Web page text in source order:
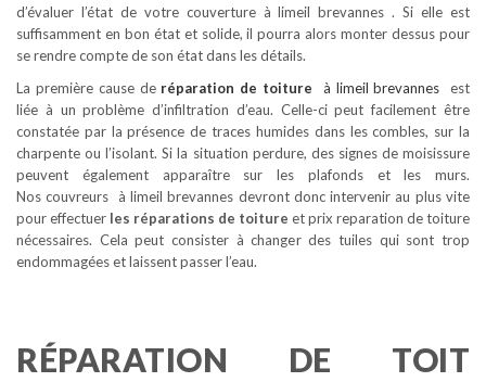
d’évaluer l’état de votre couverture à limeil brevannes . Si elle est
suffisamment en bon état et solide, il pourra alors monter dessus pour
se rendre compte de son état dans les détails.
La première cause deréparation de toiture à limeil brevannesest
liée à un problème d’infiltration d’eau. Celle-ci peut facilement être
constatée par la présence de traces humides dans les combles, sur la
charpente ou l’isolant. Si la situation perdure, des signes de moisissure
peuvent également apparaître sur les plafonds et les murs.
Nos couvreurs à limeil brevannes devront donc intervenir au plus vite
pour effectuer les réparations de toiture et prix reparation de toiture
nécessaires. Cela peut consister à changer des tuiles qui sont trop
endommagées et laissent passer l’eau.
RÉPARATION DE TOIT